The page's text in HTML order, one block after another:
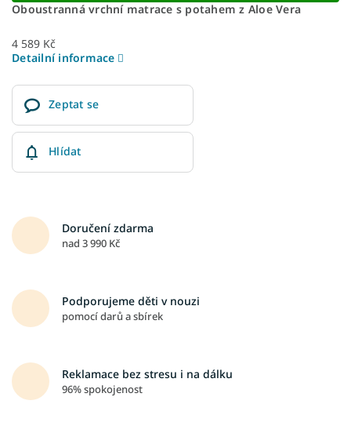
Oboustranná vrchní matrace s potahem z Aloe Vera
4 589 Kč
Detailní informace
Zeptat se
Hlídat
Doručení zdarma
nad 3 990 Kč
Podporujeme děti v nouzi
pomocí darů a sbírek
Reklamace bez stresu i na dálku
96% spokojenost